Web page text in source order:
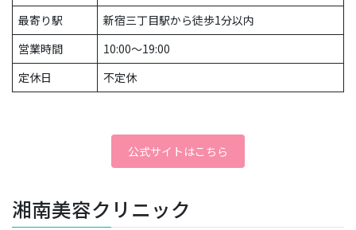
最寄り駅
新宿三丁目駅から徒歩1分以内
営業時間
10:00〜19:00
定休日
不定休
公式サイトはこちら
湘南美容クリニック